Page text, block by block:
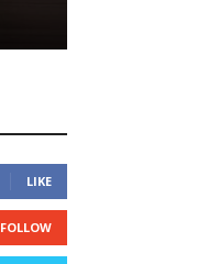
LIKE
FOLLOW